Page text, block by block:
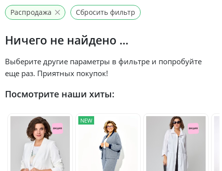
Распродажа Сбросить фильтр
Ничего не найдено ...
Выберите другие параметры в фильтре и попробуйте
еще раз. Приятных покупок!
Посмотрите наши хиты:
NEW